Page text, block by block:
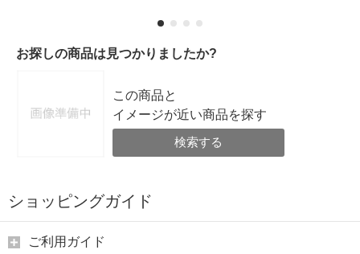
お探しの商品は見つかりましたか?
この商品と
イメージが近い商品を探す
検索する
ショッピングガイド
ご利用ガイド